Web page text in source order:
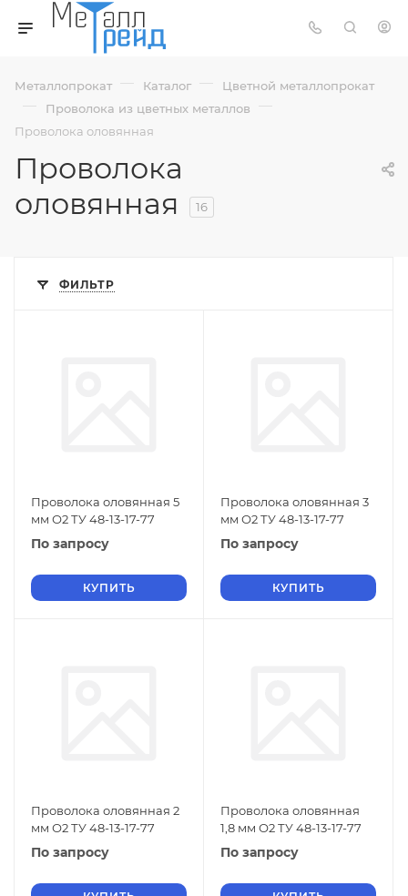
Металлопрокат — Каталог — Цветной металлопрокат
— Проволока из цветных металлов —
Проволока оловянная
Проволока
оловянная
16
ФИЛЬТР
Проволока оловянная 5
мм О2 ТУ 48-13-17-77
По запросу
КУПИТЬ
Проволока оловянная 3
мм О2 ТУ 48-13-17-77
По запросу
КУПИТЬ
Проволока оловянная 2
мм О2 ТУ 48-13-17-77
По запросу
Проволока оловянная
1,8 мм О2 ТУ 48-13-17-77
По запросу